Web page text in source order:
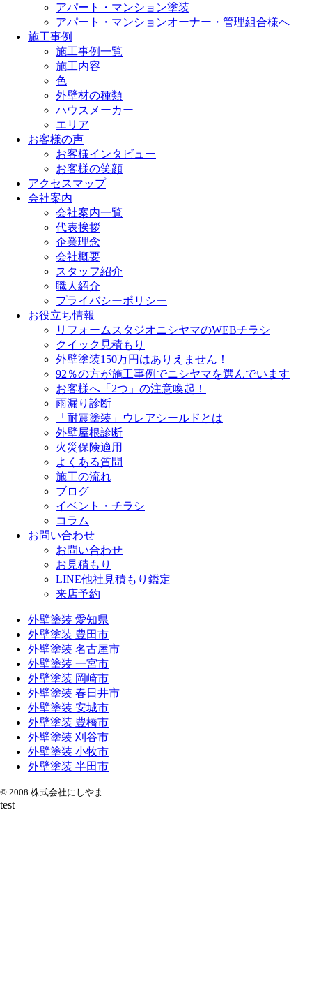
アパート・マンション塗装
アパート・マンションオーナー・管理組合様へ
施工事例
施工事例一覧
施工内容
色
外壁材の種類
ハウスメーカー
エリア
お客様の声
お客様インタビュー
お客様の笑顔
アクセスマップ
会社案内
会社案内一覧
代表挨拶
企業理念
会社概要
スタッフ紹介
職人紹介
プライバシーポリシー
お役立ち情報
リフォームスタジオニシヤマのWEBチラシ
クイック見積もり
外壁塗装150万円はありえません！
92％の方が施工事例でニシヤマを選んでいます
お客様へ「2つ」の注意喚起！
雨漏り診断
「耐震塗装」ウレアシールドとは
外壁屋根診断
火災保険適用
よくある質問
施工の流れ
ブログ
イベント・チラシ
コラム
お問い合わせ
お問い合わせ
お見積もり
LINE他社見積もり鑑定
来店予約
外壁塗装 愛知県
外壁塗装 豊田市
外壁塗装 名古屋市
外壁塗装 一宮市
外壁塗装 岡崎市
外壁塗装 春日井市
外壁塗装 安城市
外壁塗装 豊橋市
外壁塗装 刈谷市
外壁塗装 小牧市
外壁塗装 半田市
© 2008 株式会社にしやま
test